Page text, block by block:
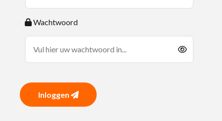
Wachtwoord
Inloggen